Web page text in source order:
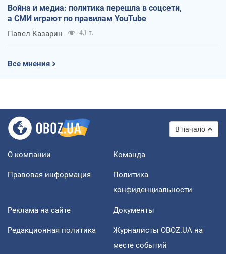
Война и медиа: политика перешла в соцсети,
а СМИ играют по правилам YouTube
Павел Казарин 4,1 т.
Все мнения
В начало
О компании Команда
Правовая информация
Политика
конфиденциальности
Реклама на сайте Документы
Редакционная политика
Журналисты OBOZ.UA на
месте событий